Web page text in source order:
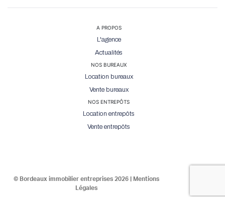
A PROPOS
L'agence
Actualités
NOS BUREAUX
Location bureaux
Vente bureaux
NOS ENTREPÔTS
Location entrepôts
Vente entrepôts
© Bordeaux immobilier entreprises 2026 |
Mentions
Légales